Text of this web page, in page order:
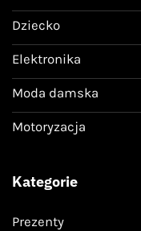
Dziecko
Elektronika
Moda damska
Motoryzacja
Kategorie
Prezenty